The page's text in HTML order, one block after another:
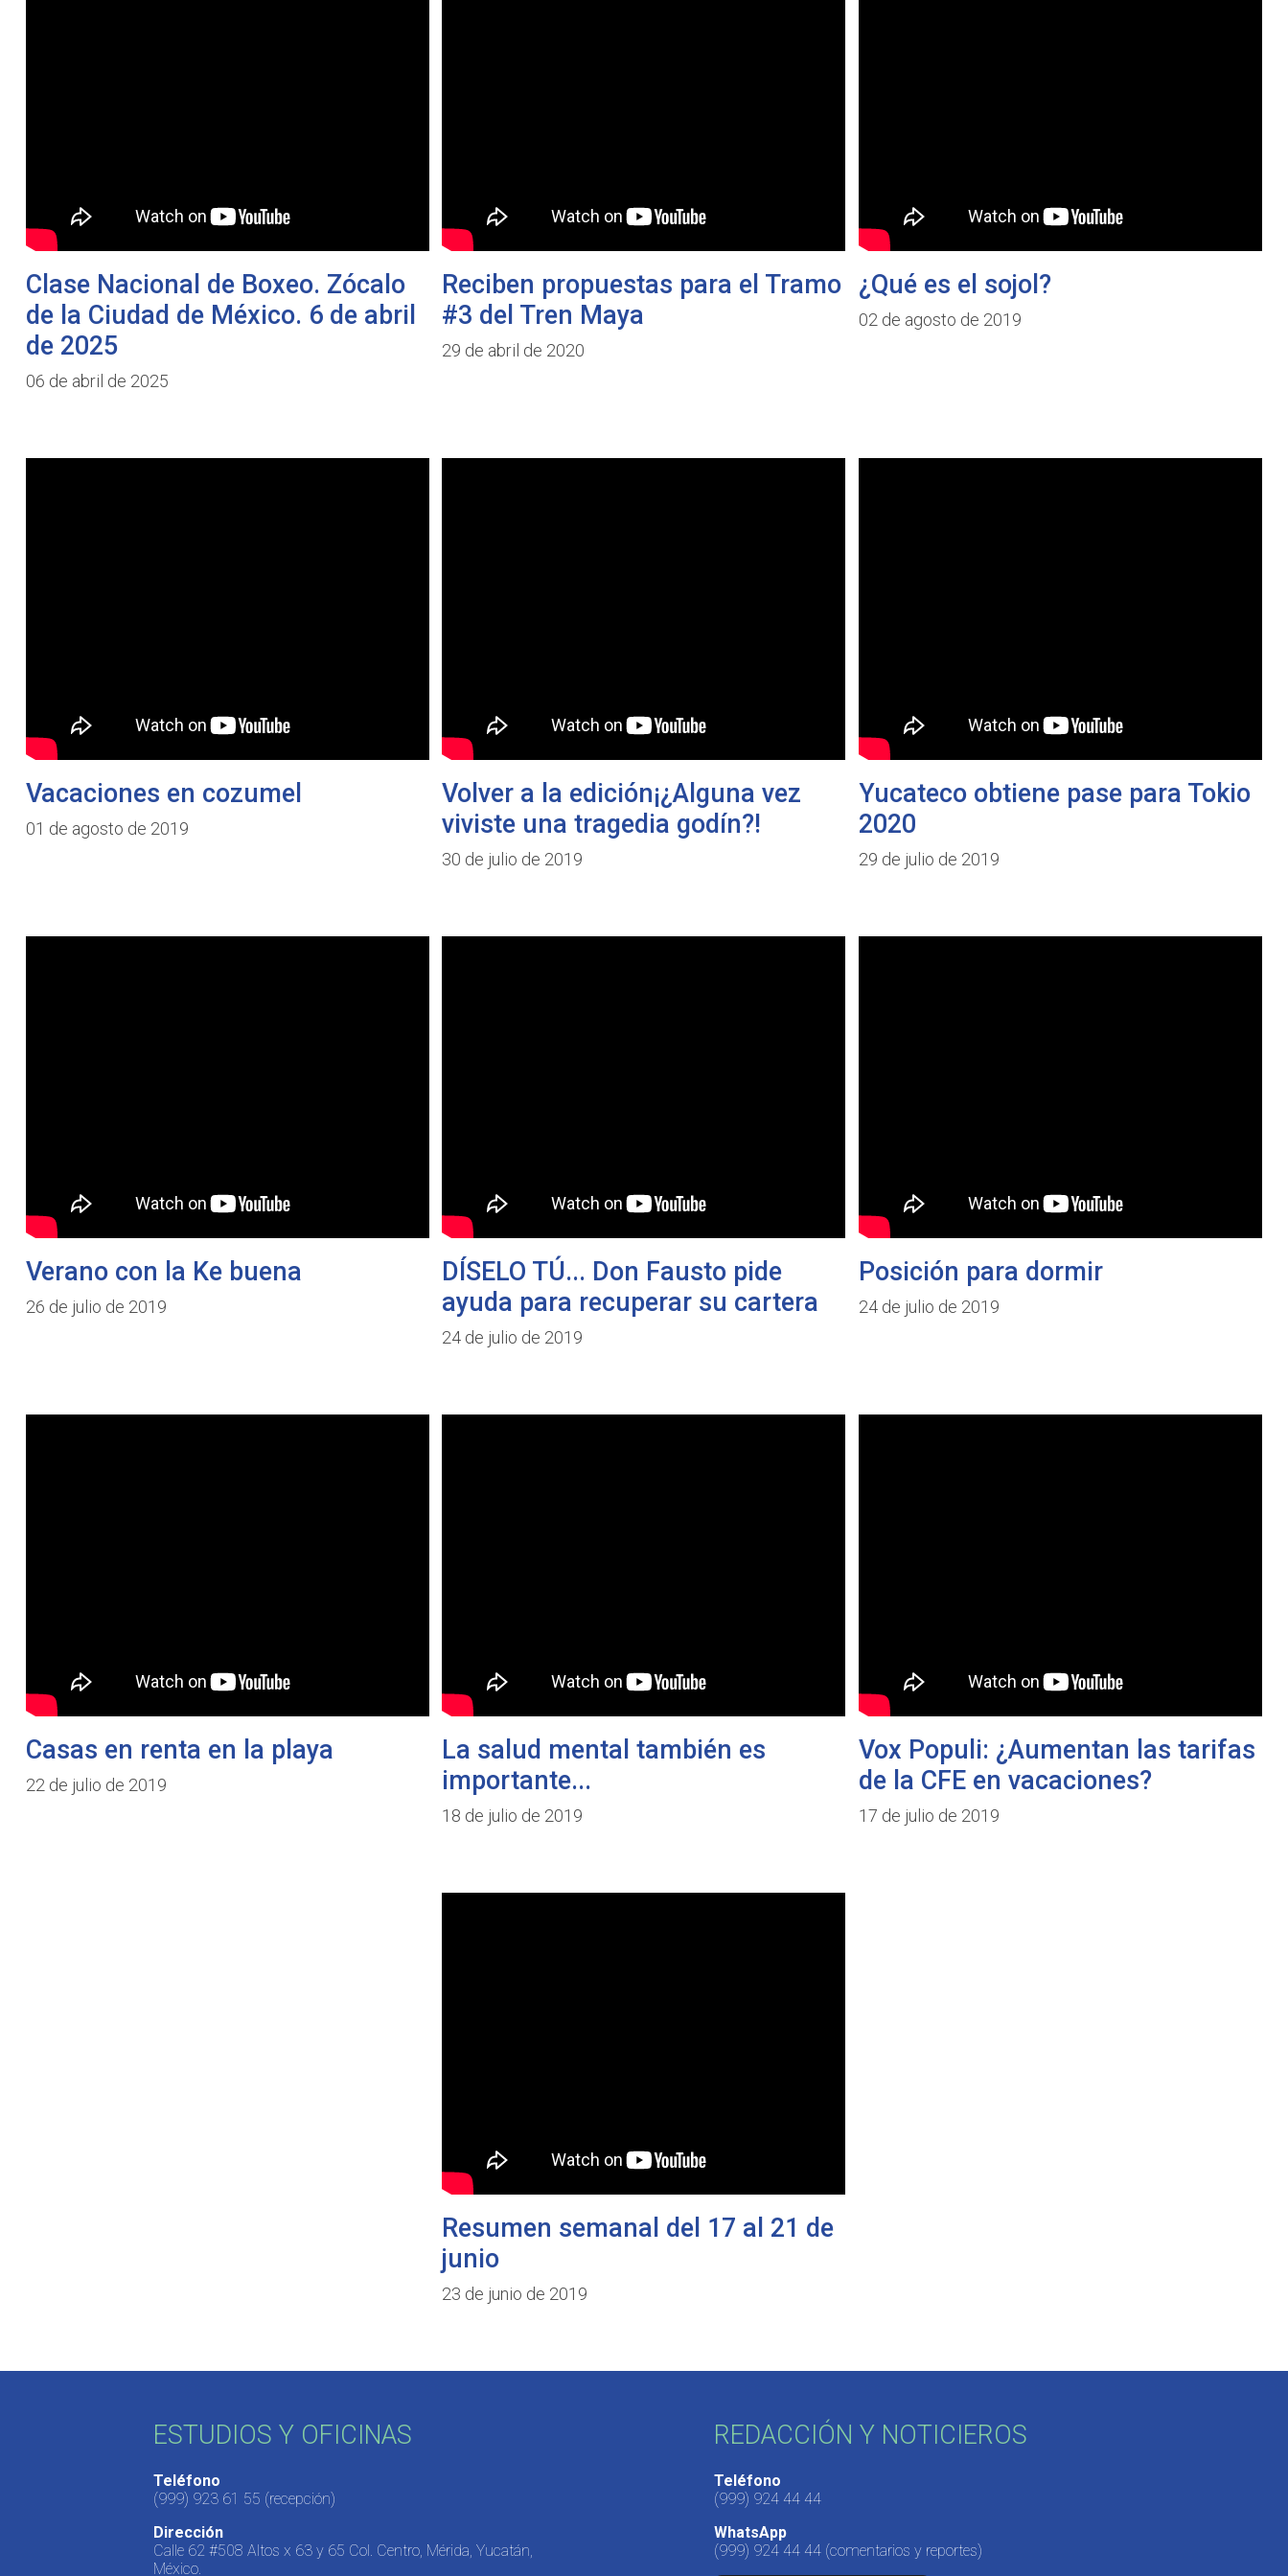
Clase Nacional de Boxeo. Zócalo
de la Ciudad de México. 6 de abril
de 2025
06 de abril de 2025
Reciben propuestas para el Tramo
#3 del Tren Maya
29 de abril de 2020
¿Qué es el sojol?
02 de agosto de 2019
Vacaciones en cozumel
01 de agosto de 2019
Volver a la edición¡¿Alguna vez
viviste una tragedia godín?!
30 de julio de 2019
Yucateco obtiene pase para Tokio
2020
29 de julio de 2019
Verano con la Ke buena
26 de julio de 2019
DÍSELO TÚ... Don Fausto pide
ayuda para recuperar su cartera
24 de julio de 2019
Posición para dormir
24 de julio de 2019
Casas en renta en la playa
22 de julio de 2019
La salud mental también es
importante...
18 de julio de 2019
Vox Populi: ¿Aumentan las tarifas
de la CFE en vacaciones?
17 de julio de 2019
Resumen semanal del 17 al 21 de
junio
23 de junio de 2019
ESTUDIOS Y OFICINAS
Teléfono
(999) 923 61 55 (recepción)
Dirección
Calle 62 #508 Altos x 63 y 65 Col. Centro, Mérida, Yucatán,
México.
REDACCIÓN Y NOTICIEROS
Teléfono
(999) 924 44 44
WhatsApp
(999) 924 44 44 (comentarios y reportes)